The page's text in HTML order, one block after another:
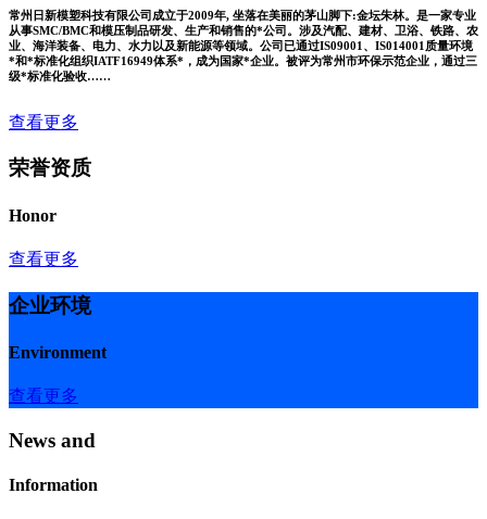
常州日新模塑科技有限公司成立于2009年, 坐落在美丽的茅山脚下:金坛朱林。是一家专业
从事SMC/BMC和模压制品研发、生产和销售的*公司。涉及汽配、建材、卫浴、铁路、农
业、海洋装备、电力、水力以及新能源等领域。公司已通过IS09001、IS014001质量环境
*和*标准化组织IATF16949体系*，成为国家*企业。被评为常州市环保示范企业，通过三
级*标准化验收……
查看更多
荣誉资质
Honor
查看更多
企业环境
Environment
查看更多
News and
Information